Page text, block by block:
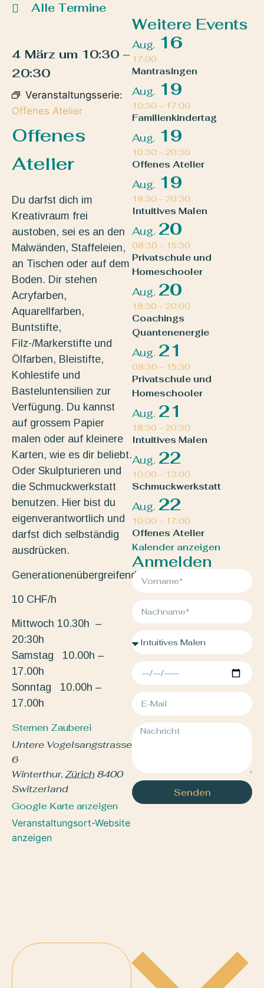
Alle Termine
4 März um 10:30 –
20:30
Veranstaltungsserie:
Offenes Atelier
Offenes
Atelier
Du darfst dich im
Kreativraum frei
austoben, sei es an den
Malwänden, Staffeleien,
an Tischen oder auf dem
Boden. Dir stehen
Acryfarben,
Aquarellfarben,
Buntstifte,
Filz-/Markerstifte und
Ölfarben, Bleistifte,
Kohlestife und
Basteluntensilien zur
Verfügung. Du kannst
auf grossem Papier
malen oder auf kleinere
Karten, wie es dir beliebt.
Oder Skulpturieren und
die Schmuckwerkstatt
benutzen. Hier bist du
eigenverantwortlich und
darfst dich selbständig
ausdrücken.
Generationenübergreifend.
10 CHF/h
Mittwoch 10.30h –
20:30h
Samstag 10.00h –
17.00h
Sonntag 10.00h –
17.00h
Sternen Zauberei
Untere Vogelsangstrasse
6
Winterthur, Zürich8400
Switzerland
Google Karte anzeigen
Veranstaltungsort-Website
anzeigen
Weitere Events
Aug. 16
17:00
Mantrasingen
Aug. 19
10:30 – 17:00
Familienkindertag
Aug. 19
10:30 – 20:30
Offenes Atelier
Aug. 19
18:30 – 20:30
Intuitives Malen
Aug. 20
08:30 – 15:30
Privatschule und
Homeschooler
Aug. 20
18:30 – 20:00
Coachings
Quantenenergie
Aug. 21
08:30 – 15:30
Privatschule und
Homeschooler
Aug. 21
18:30 – 20:30
Intuitives Malen
Aug. 22
10:00 – 13:00
Schmuckwerkstatt
Aug. 22
10:00 – 17:00
Offenes Atelier
Kalender anzeigen
Anmelden
Senden